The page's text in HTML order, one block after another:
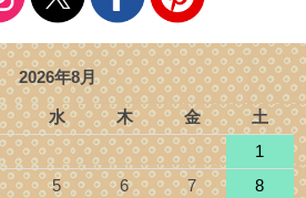
2026年8月
水 木 金
土
1
5 6 7
8